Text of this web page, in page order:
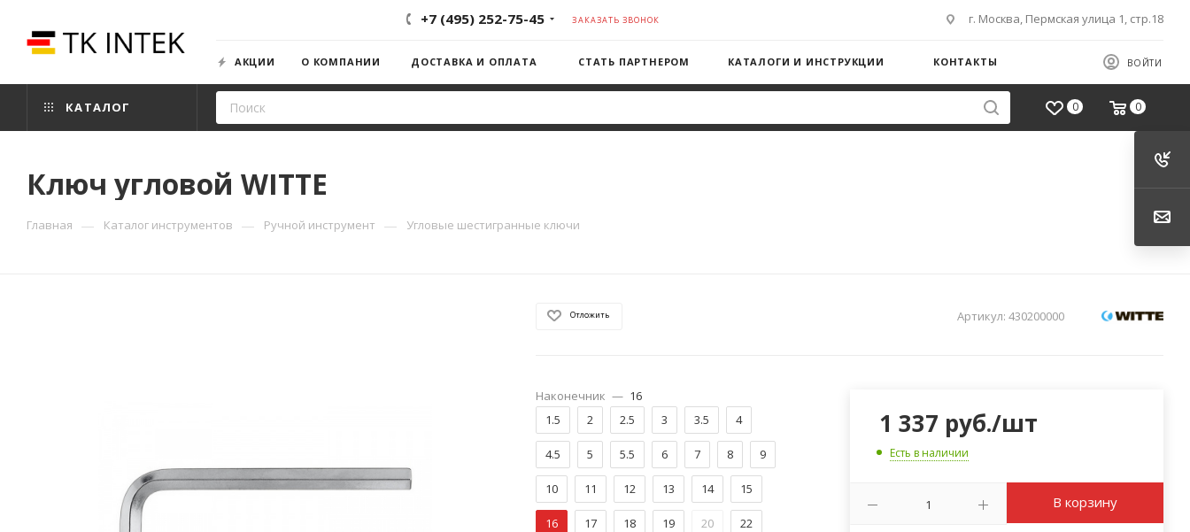
+7 (495) 252-75-45 ЗАКАЗАТЬ ЗВОНОК г. Москва, Пермская улица 1, стр.18
ВОЙТИ
АКЦИИ О КОМПАНИИ ДОСТАВКА И ОПЛАТА СТАТЬ ПАРТНЕРОМ КАТАЛОГИ И ИНСТРУКЦИИ КОНТАКТЫ
0 0
КАТАЛОГ
Ключ угловой WITTE
Главная — Каталог инструментов — Ручной инструмент — Угловые шестигранные ключи
Отложить Артикул: 430200000
Наконечник — 16
1.5
2 2.5 3 3.5 4
4.5 5 5.5 6 7 8 9
10 11 12 13 14 15
16 17 18 19 20 22
1 337 руб./шт
Есть в наличии
В корзину